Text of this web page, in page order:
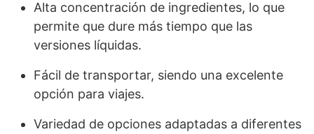
Alta concentración de ingredientes, lo que
permite que dure más tiempo que las
versiones líquidas.
Fácil de transportar, siendo una excelente
opción para viajes.
Variedad de opciones adaptadas a diferentes